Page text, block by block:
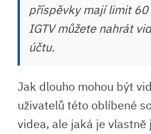
příspěvky mají limit
IGTV můžete nahrát
účtu.
Jak dlouho mohou být
uživatelů této oblíbené
videa, ale jaká je